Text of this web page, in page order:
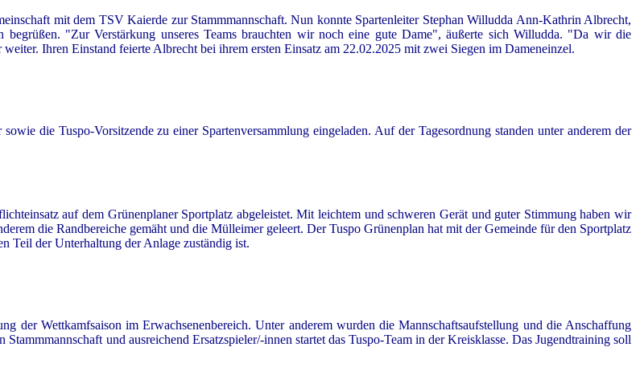
mit dem TSV Kaierde zur Stammmannschaft. Nun konnte Spartenleiter Stephan Willudda Ann-Kathrin Albrecht,
begrüßen. "Zur Verstärkung unseres Teams brauchten wir noch eine gute Dame", äußerte sich Willudda. "Da wir die
Ihren Einstand feierte Albrecht bei ihrem ersten Einsatz am 22.02.2025 mit zwei Siegen im Dameneinzel.
die Tuspo-Vorsitzende zu einer Spartenversammlung eingeladen. Auf der Tagesordnung standen unter anderem der
auf dem Grünenplaner Sportplatz abgeleistet. Mit leichtem und schweren Gerät und guter Stimmung haben wir
die Randbereiche gemäht und die Mülleimer geleert. Der Tuspo Grünenplan hat mit der Gemeinde für den Sportplatz
Teil der Unterhaltung der Anlage zuständig ist.
der Wettkamfsaison im Erwachsenenbereich. Unter anderem wurden die Mannschaftsaufstellung und die Anschaffung
und ausreichend Ersatzspieler/-innen startet das Tuspo-Team in der Kreisklasse. Das Jugendtraining soll